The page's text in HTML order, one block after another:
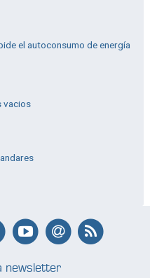
el autoconsumo de energía
vacios
newsletter